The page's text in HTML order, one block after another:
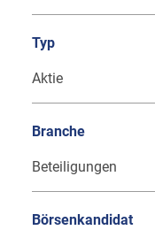
Typ
Aktie
Branche
Beteiligungen
Börsenkandidat